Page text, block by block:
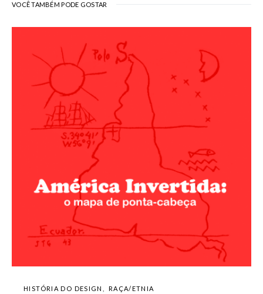
VOCÊ TAMBÉM PODE GOSTAR
HISTÓRIA DO DESIGN RAÇA/ETNIA